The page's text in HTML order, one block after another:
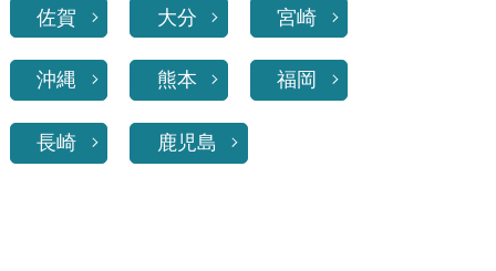
佐賀 大分 宮崎
沖縄 熊本 福岡
長崎 鹿児島